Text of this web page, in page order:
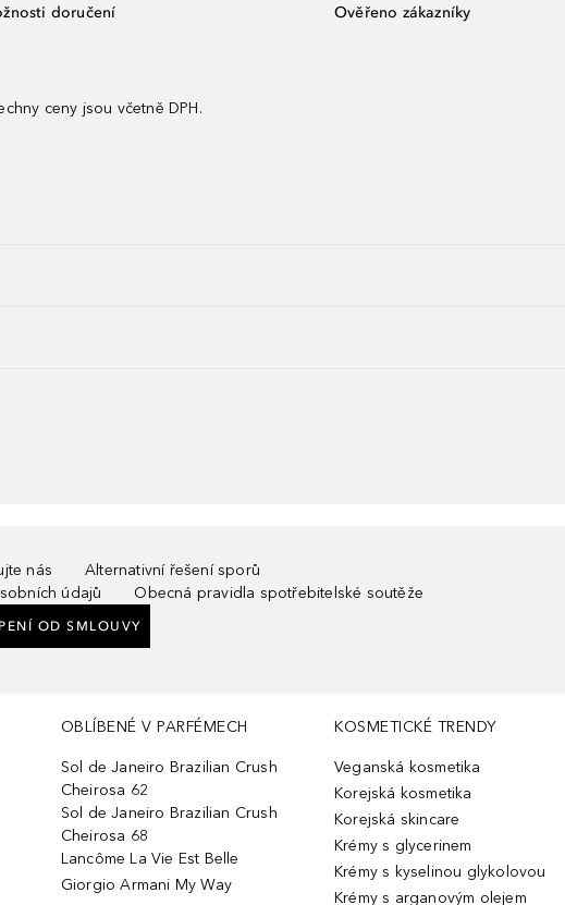
doručení
ceny jsou včetně DPH.
Ověřeno zákazníky
nás
Alternativní řešení sporů
údajů
Obecná pravidla spotřebitelské soutěže
OD SMLOUVY
OBLÍBENÉ V PARFÉMECH
Sol de Janeiro Brazilian Crush
Cheirosa 62
Sol de Janeiro Brazilian Crush
Cheirosa 68
Lancôme La Vie Est Belle
Giorgio Armani My Way
KOSMETICKÉ TRENDY
Veganská kosmetika
Korejská kosmetika
Korejská skincare
Krémy s glycerinem
Krémy s kyselinou glykolovou
Krémy s arganovým olejem